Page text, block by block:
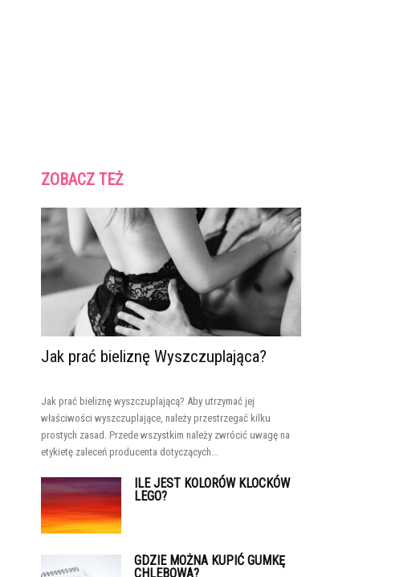
ZOBACZ TEŻ
Jak prać bieliznę Wyszczuplająca?
Jak prać bieliznę wyszczuplającą? Aby utrzymać jej
właściwości wyszczuplające, należy przestrzegać kilku
prostych zasad. Przede wszystkim należy zwrócić uwagę na
etykietę zaleceń producenta dotyczących...
ILE JEST KOLORÓW KLOCKÓW
LEGO?
GDZIE MOŻNA KUPIĆ GUMKĘ
CHLEBOWA?